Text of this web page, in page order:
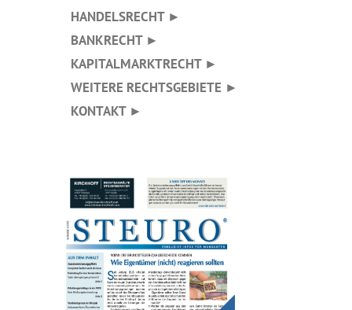
HANDELSRECHT ►
BANKRECHT ►
KAPITALMARKTRECHT ►
WEITERE RECHTSGEBIETE ►
KONTAKT ►